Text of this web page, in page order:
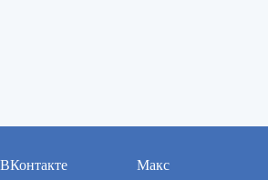
ВКонтакте Макс